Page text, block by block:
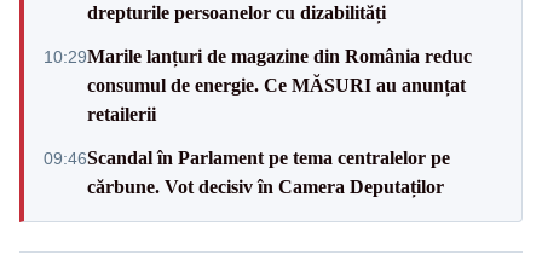
drepturile persoanelor cu dizabilități
10:29Marile lanțuri de magazine din România reduc
consumul de energie. Ce MĂSURI au anunțat
retailerii
09:46Scandal în Parlament pe tema centralelor pe
cărbune. Vot decisiv în Camera Deputaților